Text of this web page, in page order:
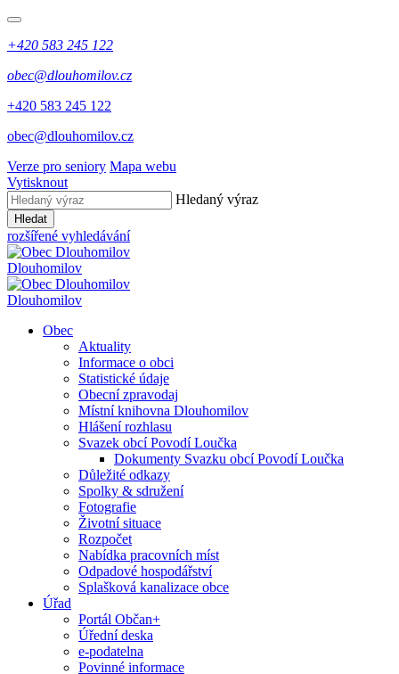
+420 583 245 122
obec@dlouhomilov.cz
+420 583 245 122
obec@dlouhomilov.cz
Verze pro seniory Mapa webu
Vytisknout
Hledaný výraz
Hledat
rozšířené vyhledávání
Dlouhomilov
Dlouhomilov
Obec
Aktuality
Informace o obci
Statistické údaje
Obecní zpravodaj
Místní knihovna Dlouhomilov
Hlášení rozhlasu
Svazek obcí Povodí Loučka
Dokumenty Svazku obcí Povodí Loučka
Důležité odkazy
Spolky & sdružení
Fotografie
Životní situace
Rozpočet
Nabídka pracovních míst
Odpadové hospodářství
Splašková kanalizace obce
Úřad
Portál Občan+
Úřední deska
e-podatelna
Povinné informace